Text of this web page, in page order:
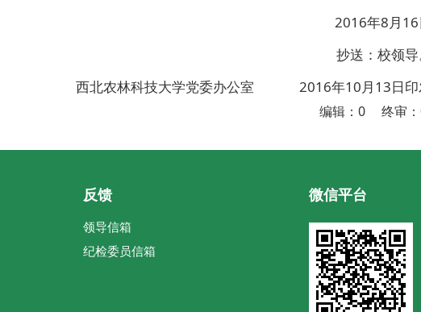
2016年8月16
抄送：校领导
西北农林科技大学党委办公室 2016年10月13日印
编辑：0 终审
反馈
领导信箱
纪检委员信箱
微信平台